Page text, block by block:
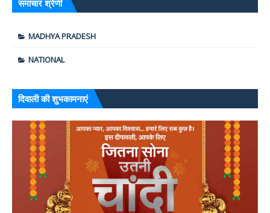
समाचार श्रेणी
MADHYA PRADESH
NATIONAL
दिवाली की शुभकामनाएं